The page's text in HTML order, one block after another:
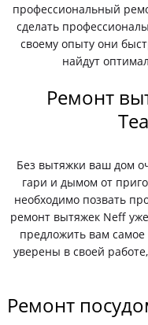
профессиональный
сделать
своему опыту они
найдут
Ремонт
Без вытяжки ваш дом
гари и дымом от
необходимо позвать
ремонт вытяжек Neff
предложить вам
уверены в своей
Ремонт